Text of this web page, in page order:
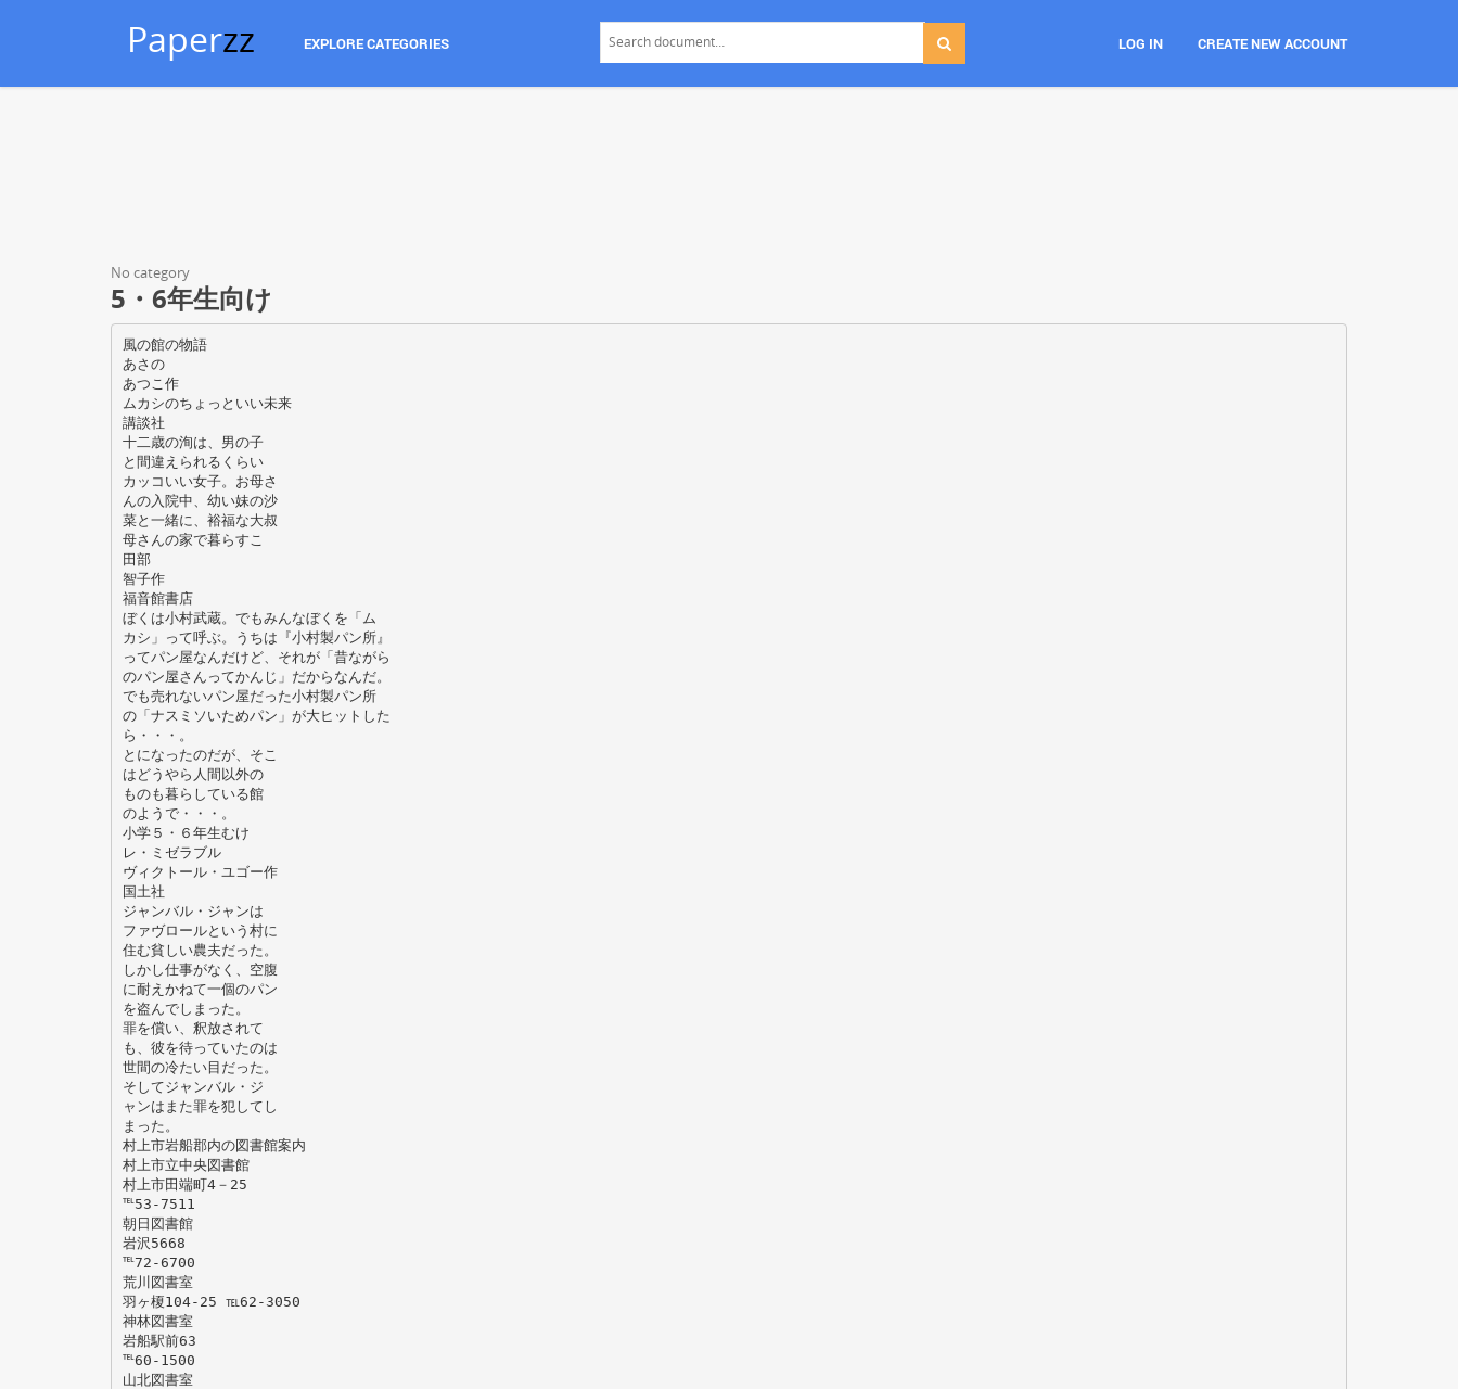
Paperzz EXPLORE CATEGORIES LOG IN CREATE NEW ACCOUNT
No category
5・6年生向け
風の館の物語
あさの
あつこ作
ムカシのちょっといい未来
講談社
十二歳の洵は、男の子
と間違えられるくらい
カッコいい女子。お母さ
んの入院中、幼い妹の沙
菜と一緒に、裕福な大叔
母さんの家で暮らすこ
田部
智子作
福音館書店
ぼくは小村武蔵。でもみんなぼくを「ム
カシ」って呼ぶ。うちは『小村製パン所』
ってパン屋なんだけど、それが「昔ながら
のパン屋さんってかんじ」だからなんだ。
でも売れないパン屋だった小村製パン所
の「ナスミソいためパン」が大ヒットした
ら・・・。
とになったのだが、そこ
はどうやら人間以外の
ものも暮らしている館
のようで・・・。
小学５・６年生むけ
レ・ミゼラブル
ヴィクトール・ユゴー作
国土社
ジャンバル・ジャンは
ファヴロールという村に
住む貧しい農夫だった。
しかし仕事がなく、空腹
に耐えかねて一個のパン
を盗んでしまった。
罪を償い、釈放されて
も、彼を待っていたのは
世間の冷たい目だった。
そしてジャンバル・ジ
ャンはまた罪を犯してし
まった。
村上市岩船郡内の図書館案内
村上市立中央図書館
村上市田端町4－25
℡53-7511
朝日図書館
岩沢5668
℡72-6700
荒川図書室
羽ヶ榎104-25 ℡62-3050
神林図書室
岩船駅前63
℡60-1500
山北図書室